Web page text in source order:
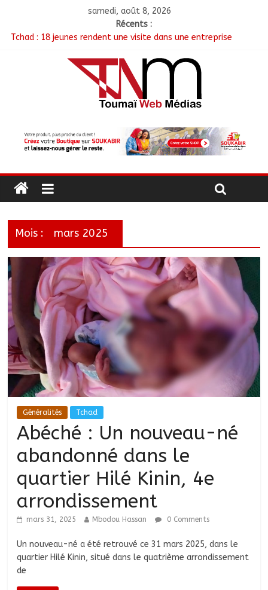
samedi, août 8, 2026
Récents :
Tchad : 18 jeunes rendent une visite dans une entreprise
TCHAD/FMM/CBLT : Le Général Brahim Oki Dagache devient
commandant en second
Moyen-Chari : Lancement de la campagne de vulgarisation de
la politique nationale de DDR
Borkou : Recrudescence des braquages sur l’axe Faya-Kalaït
Mois : mars 2025
Généralités Tchad
Abéché : Un nouveau-né
abandonné dans le
quartier Hilé Kinin, 4e
arrondissement
mars 31, 2025 Mbodou Hassan 0 Comments
Un nouveau-né a été retrouvé ce 31 mars 2025, dans le
quartier Hilé Kinin, situé dans le quatrième arrondissement
de